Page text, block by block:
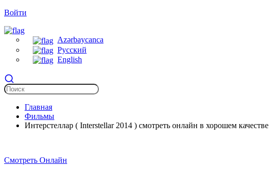
Войти
Azərbaycanca
Русский
English
Главная
Фильмы
Интерстеллар ( Interstellar 2014 ) смотреть онлайн в хорошем качестве
Смотреть Онлайн